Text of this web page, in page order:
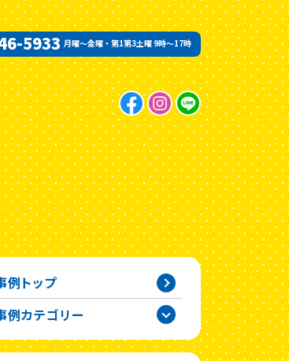
5933 月曜〜金曜・第1第3土曜 9時〜17時
例トップ
例カテゴリー